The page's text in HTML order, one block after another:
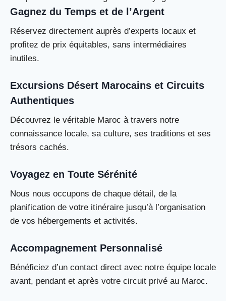
Gagnez du Temps et de l’Argent
Réservez directement auprès d’experts locaux et
profitez de prix équitables, sans intermédiaires
inutiles.
Excursions Désert Marocains et Circuits
Authentiques
Découvrez le véritable Maroc à travers notre
connaissance locale, sa culture, ses traditions et ses
trésors cachés.
Voyagez en Toute Sérénité
Nous nous occupons de chaque détail, de la
planification de votre itinéraire jusqu’à l’organisation
de vos hébergements et activités.
Accompagnement Personnalisé
Bénéficiez d’un contact direct avec notre équipe locale
avant, pendant et après votre circuit privé au Maroc.